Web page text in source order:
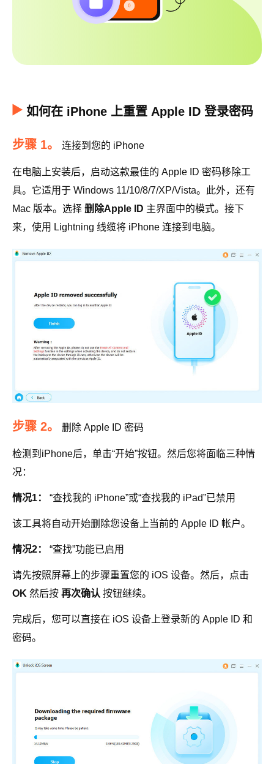
如何在 iPhone 上重置 Apple ID 登录密码
步骤 1。 连接到您的 iPhone
在电脑上安装后，启动这款最佳的 Apple ID 密码移除工
具。它适用于 Windows 11/10/8/7/XP/Vista。此外，还有
Mac 版本。选择 删除Apple ID 主界面中的模式。接下
来，使用 Lightning 线缆将 iPhone 连接到电脑。
步骤 2。 删除 Apple ID 密码
检测到iPhone后，单击“开始”按钮。然后您将面临三种情
况：
情况1： “查找我的 iPhone”或“查找我的 iPad”已禁用
该工具将自动开始删除您设备上当前的 Apple ID 帐户。
情况2： “查找”功能已启用
请先按照屏幕上的步骤重置您的 iOS 设备。然后，点击
OK 然后按 再次确认 按钮继续。
完成后，您可以直接在 iOS 设备上登录新的 Apple ID 和
密码。